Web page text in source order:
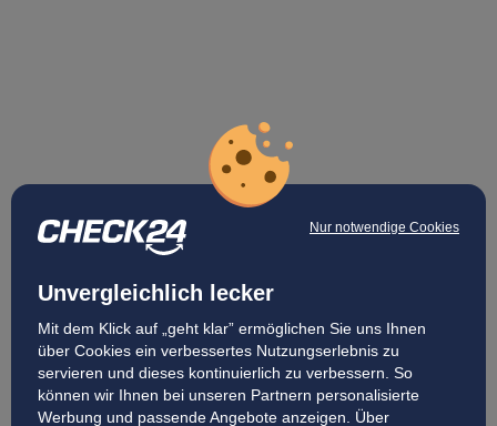
Nur notwendige Cookies
Unvergleichlich lecker
Mit dem Klick auf „geht klar” ermöglichen Sie uns Ihnen
über Cookies ein verbessertes Nutzungserlebnis zu
servieren und dieses kontinuierlich zu verbessern. So
können wir Ihnen bei unseren Partnern personalisierte
Werbung und passende Angebote anzeigen. Über